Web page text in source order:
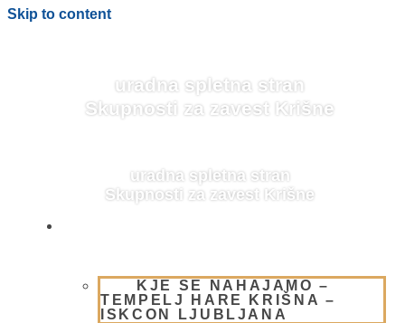
Skip to content
uradna spletna stran
Skupnosti za zavest Krišne
uradna spletna stran
Skupnosti za zavest Krišne
KJE SE NAHAJAMO –
TEMPELJ HARE KRIŠNA –
ISKCON LJUBLJANA
BLOG